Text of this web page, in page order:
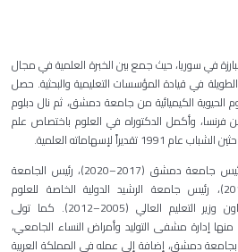
في سوريا، حيث جمع بين الخبرة العلمية في مجال
الطويلة في قيادة المؤسسات التعليمية والبحثية. حصل
الكيميائية من جامعة دمشق، ثم نال دبلوم
فرنسا، وأكمل الدكتوراه في العلوم باختصاص علم
لإسهاماته العلمية.
شغل مناصب قيادية عدة، منها: رئيس جامعة دمشق (2017–2020)، رئيس الجامعة
العربية الدولية الخاصة (2013–2017)، رئيس جامعة الرشيد الدولية الخاصة للعلوم
والتكنولوجيا (2012–2013)، ومعاون وزير التعليم العالي (2005–2012). كما تولى
منها إدارة مشفى التوليد وأمراض النساء الجامعي،
بجامعة دمشق، إضافة إلى عمله في المملكة العربية